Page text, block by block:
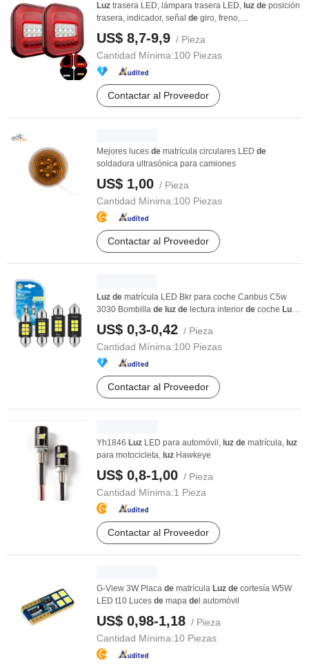
Luz trasera LED, lámpara trasera LED, luz de posición
trasera, indicador, señal de giro, freno, ...
US$ 8,7-9,9 / Pieza
Cantidad Mínima:100 Piezas
Contactar al Proveedor
Mejores luces de matrícula circulares LED de
soldadura ultrasónica para camiones
US$ 1,00 / Pieza
Cantidad Mínima:100 Piezas
Contactar al Proveedor
Luz de matrícula LED Bkr para coche Canbus C5w
3030 Bombilla de luz de lectura interior de coche Luz
US$ 0,3-0,42 / Pieza
Cantidad Mínima:100 Piezas
Contactar al Proveedor
Yh1846 Luz LED para automóvil, luz de matrícula, luz
para motocicleta, luz Hawkeye
US$ 0,8-1,00 / Pieza
Cantidad Mínima:1 Pieza
Contactar al Proveedor
G-View 3W Placa de matrícula Luz de cortesía W5W
LED t10 Luces de mapa de l automóvil
US$ 0,98-1,18 / Pieza
Cantidad Mínima:10 Piezas